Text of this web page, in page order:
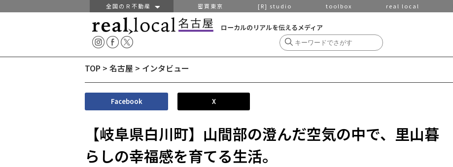
全国のＲ不動産 密買東京 [R] studio toolbox real local
ローカルのリアルを伝えるメディア
TOP > 名古屋 > インタビュー
Facebook X
【岐阜県白川町】山間部の澄んだ空気の中で、里山暮
らしの幸福感を育てる生活。